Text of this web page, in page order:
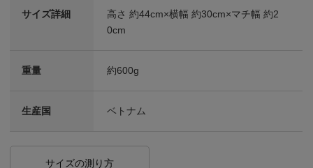
サイズ詳細
高さ 約44cm×横幅 約30cm×マチ幅 約2
0cm
重量 約600g
生産国 ベトナム
サイズの測り方